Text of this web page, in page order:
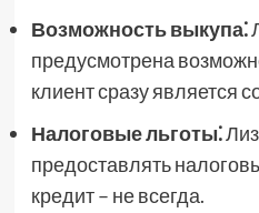
Возможность выкупа⁚
предусмотрена
клиент сразу является
Налоговые льготы⁚
предоставлять
кредит – не всегда.